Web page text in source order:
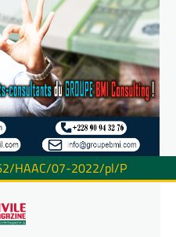
HAAC/07-2022/pl/P